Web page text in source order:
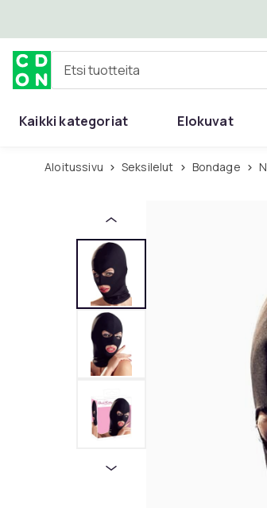
Etsi tuotteita
Kaikki kategoriat Elokuvat
Aloitussivu Seksilelut Bondage